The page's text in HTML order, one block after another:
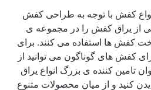
کفش با توجه به طراحی کفش
از یراق کفش را در مجموعه ی
کفش ها استفاده می کنند. برای
کفش های گوناگون می توانید از
تامین کننده ی بزرگ انواع یراق
کنید و از میان محصولات متنوع